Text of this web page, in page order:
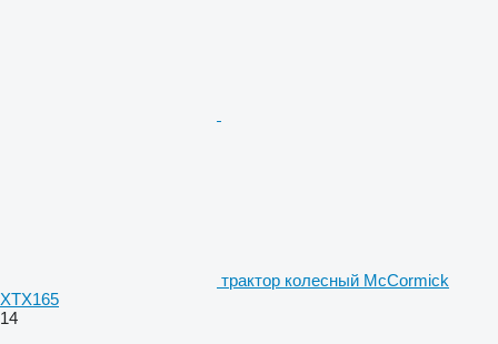
трактор колесный McCormick
XTX165
14